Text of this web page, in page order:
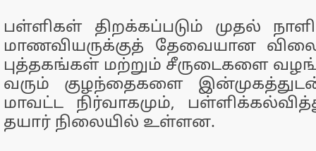
பள்ளிகள் திறக்கப்படும் முதல்
மாணவியருக்குத் தேவையான
புத்தகங்கள் மற்றும் சீருடைகளை
வரும் குழந்தைகளை
மாவட்ட நிர்வாகமும்,
தயார் நிலையில் உள்ளன.